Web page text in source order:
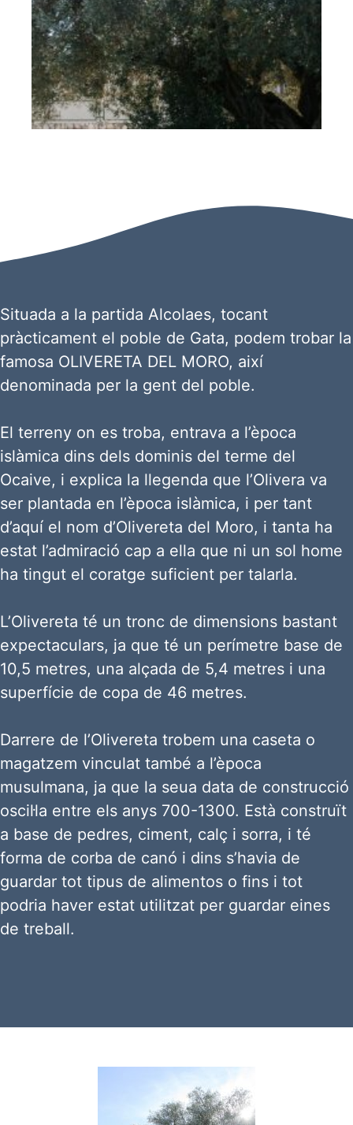
Situada a la partida Alcolaes, tocant
pràcticament el poble de Gata, podem trobar la
famosa OLIVERETA DEL MORO, així
denominada per la gent del poble.
El terreny on es troba, entrava a l’època
islàmica dins dels dominis del terme del
Ocaive, i explica la llegenda que l’Olivera va
ser plantada en l’època islàmica, i per tant
d’aquí el nom d’Olivereta del Moro, i tanta ha
estat l’admiració cap a ella que ni un sol home
ha tingut el coratge suficient per talarla.
L’Olivereta té un tronc de dimensions bastant
expectaculars, ja que té un perímetre base de
10,5 metres, una alçada de 5,4 metres i una
superfície de copa de 46 metres.
Darrere de l’Olivereta trobem una caseta o
magatzem vinculat també a l’època
musulmana, ja que la seua data de construcció
oscil·la entre els anys 700-1300. Està construït
a base de pedres, ciment, calç i sorra, i té
forma de corba de canó i dins s’havia de
guardar tot tipus de alimentos o fins i tot
podria haver estat utilitzat per guardar eines
de treball.